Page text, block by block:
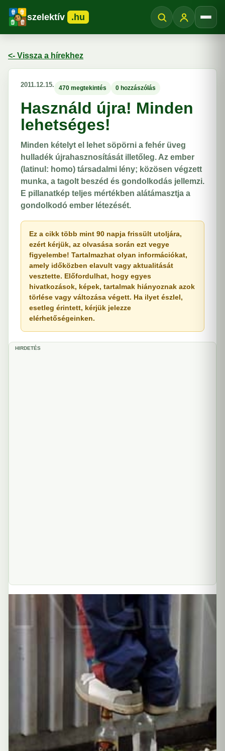
szelektív .hu
<- Vissza a hírekhez
2011.12.15. 470 megtekintés 0 hozzászólás
Használd újra! Minden
lehetséges!
Minden kételyt el lehet söpörni a fehér üveg
hulladék újrahasznosítását illetőleg. Az ember
(latinul: homo) társadalmi lény; közösen végzett
munka, a tagolt beszéd és gondolkodás jellemzi.
E pillanatkép teljes mértékben alátámasztja a
gondolkodó ember létezését.
Ez a cikk több mint 90 napja frissült utoljára,
ezért kérjük, az olvasása során ezt vegye
figyelembe! Tartalmazhat olyan információkat,
amely időközben elavult vagy aktualitását
vesztette. Előfordulhat, hogy egyes
hivatkozások, képek, tartalmak hiányoznak azok
törlése vagy változása végett. Ha ilyet észlel,
esetleg érintett, kérjük jelezze
elérhetőségeinken.
HIRDETÉS